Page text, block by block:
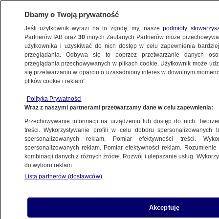
TRÓJMIASTO
szpitala, studnia zamiast wodociągu, ścieki
na polu i kopciuchy
18.08.2023, 13:08
Udostępnij
Dbamy o Twoją prywatność
Jeśli użytkownik wyrazi na to zgodę, my, naszepodmioty
Partnerów IAB oraz30 innych Zaufanych Partnerów może
użytkownika i uzyskiwać do nich dostęp w celu zapewnienia
przeglądania. Odbywa się to poprzez przetwarzanie danych
przeglądania przechowywanych w plikach cookie. Użytkownik może
się przetwarzaniu w oparciu o uzasadniony interes w dowolnym
plików cookie i reklam”.
Polityka Prywatności
Wraz z naszymi partnerami przetwarzamy dane w celu zapewnienia:
Przechowywanie informacji na urządzeniu lub dostęp do nich.
treści. Wykorzystywanie profili w celu doboru spersonalizowanych
spersonalizowanych reklam. Pomiar efektywności treści.
spersonalizowanych reklam. Pomiar efektywności reklam.
kombinacji danych z różnych źródeł. Rozwój i ulepszanie usług.
do wyboru reklam.
Lista partnerów (dostawców)
Akceptuję